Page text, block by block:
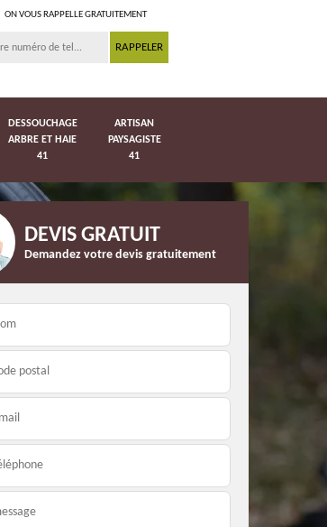
ON VOUS RAPPELLE GRATUITEMENT
DESSOUCHAGE
ARBRE ET HAIE
41
ARTISAN
PAYSAGISTE
41
Pose de grillage 41
Pose de pelouse en
rouleau 41
DEVIS GRATUIT
Demandez votre devis gratuitement